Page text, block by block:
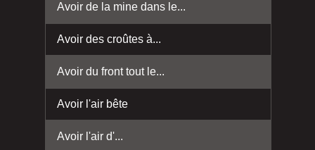
Avoir de la mine dans le...
Avoir des croûtes à...
Avoir du front tout le...
Avoir l'air bête
Avoir l'air d'...